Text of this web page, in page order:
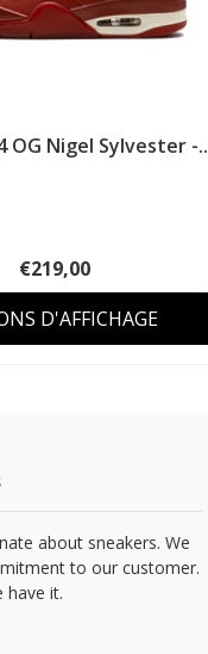
OG Nigel Sylvester -..
€219,00
D'AFFICHAGE
about sneakers. We
to our customer.
have it.